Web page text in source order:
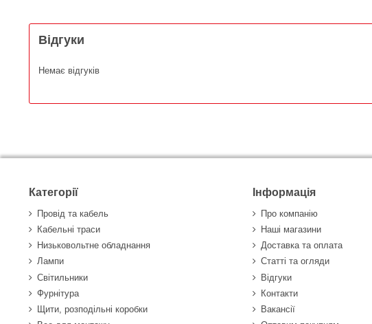
Відгуки
Немає відгуків
Категорії
Провід та кабель
Кабельні траси
Низьковольтне обладнання
Лампи
Світильники
Фурнітура
Щити, розподільні коробки
Інформація
Про компанію
Наші магазини
Доставка та оплата
Статті та огляди
Відгуки
Контакти
Вакансії